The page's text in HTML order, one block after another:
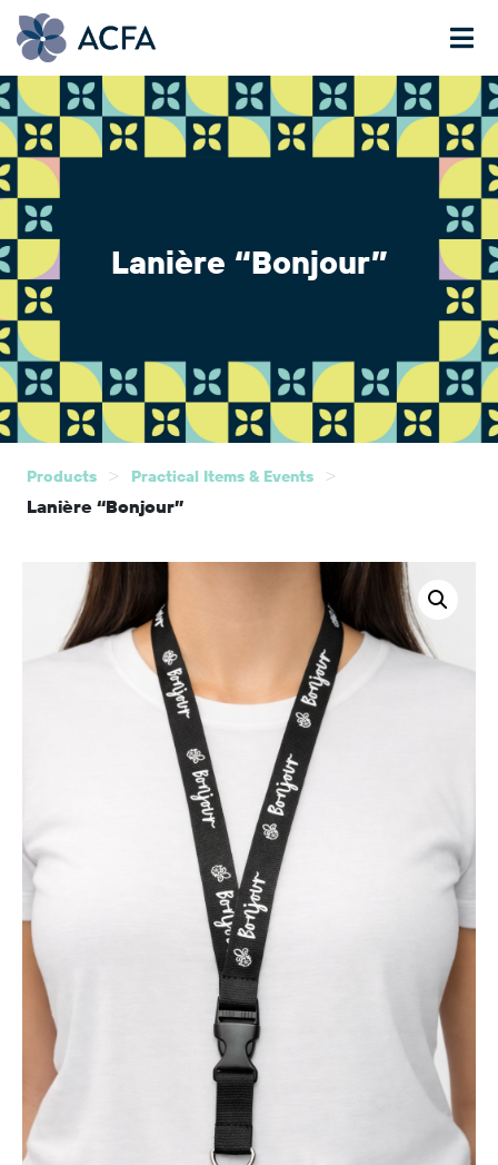
Lanière “Bonjour”
Products > Practical Items & Events >
Lanière “Bonjour”